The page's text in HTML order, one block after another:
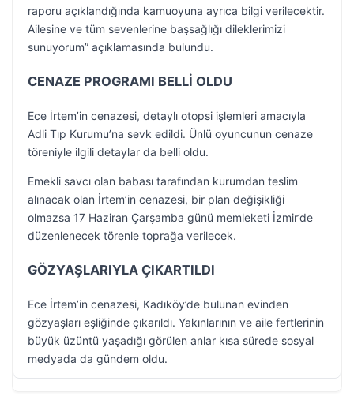
raporu açıklandığında kamuoyuna ayrıca bilgi verilecektir.
Ailesine ve tüm sevenlerine başsağlığı dileklerimizi
sunuyorum” açıklamasında bulundu.
CENAZE PROGRAMI BELLİ OLDU
Ece İrtem’in cenazesi, detaylı otopsi işlemleri amacıyla
Adli Tıp Kurumu’na sevk edildi. Ünlü oyuncunun cenaze
töreniyle ilgili detaylar da belli oldu.
Emekli savcı olan babası tarafından kurumdan teslim
alınacak olan İrtem’in cenazesi, bir plan değişikliği
olmazsa 17 Haziran Çarşamba günü memleketi İzmir’de
düzenlenecek törenle toprağa verilecek.
GÖZYAŞLARIYLA ÇIKARTILDI
Ece İrtem’in cenazesi, Kadıköy’de bulunan evinden
gözyaşları eşliğinde çıkarıldı. Yakınlarının ve aile fertlerinin
büyük üzüntü yaşadığı görülen anlar kısa sürede sosyal
medyada da gündem oldu.